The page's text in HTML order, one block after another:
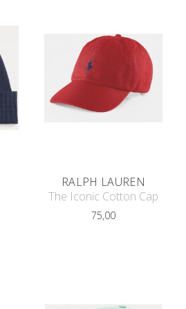
RALPH LAUREN
The Iconic Cotton Cap
75,00